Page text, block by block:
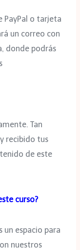
PayPal o tarjeta
un correo con
donde podrás
Tan
recibido tus
de este
curso?
un espacio para
nuestros